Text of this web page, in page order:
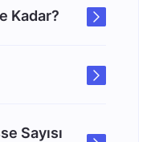
Kadar?
Sayısı